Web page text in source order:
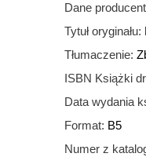
Dane
Tytuł oryginału:
Tłumaczenie:
ISBN Książki
Data wydania
Format: B5
Numer z